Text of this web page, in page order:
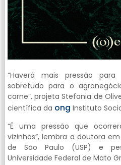
“Haverá mais pressão
sobretudo para o
carne”, projeta Stefania de
científica da ong Instituto
“É uma pressão que
vizinhos”, lembra a doutora
de São Paulo (USP) e
Universidade Federal de Mato